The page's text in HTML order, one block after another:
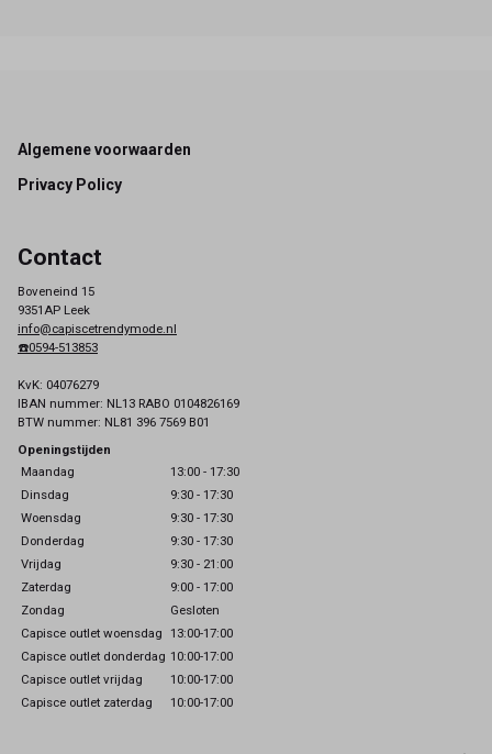
Footer
Algemene voorwaarden
Privacy Policy
Contact
Boveneind 15
9351AP Leek
info@capiscetrendymode.nl
☎️0594-513853
KvK: 04076279
IBAN nummer: NL13 RABO 0104826169
BTW nummer: NL81 396 7569 B01
Openingstijden
Maandag
13:00 - 17:30
Dinsdag
9:30 - 17:30
Woensdag
9:30 - 17:30
Donderdag
9:30 - 17:30
Vrijdag
9:30 - 21:00
Zaterdag
9:00 - 17:00
Zondag
Gesloten
Capisce outlet woensdag 13:00-17:00
Capisce outlet donderdag 10:00-17:00
Capisce outlet vrijdag
10:00-17:00
Capisce outlet zaterdag
10:00-17:00